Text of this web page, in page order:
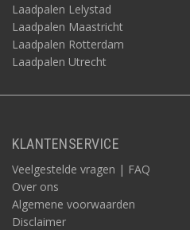
Laadpalen Lelystad
Laadpalen Maastricht
Laadpalen Rotterdam
Laadpalen Utrecht
KLANTENSERVICE
Veelgestelde vragen | FAQ
Over ons
Algemene voorwaarden
Disclaimer